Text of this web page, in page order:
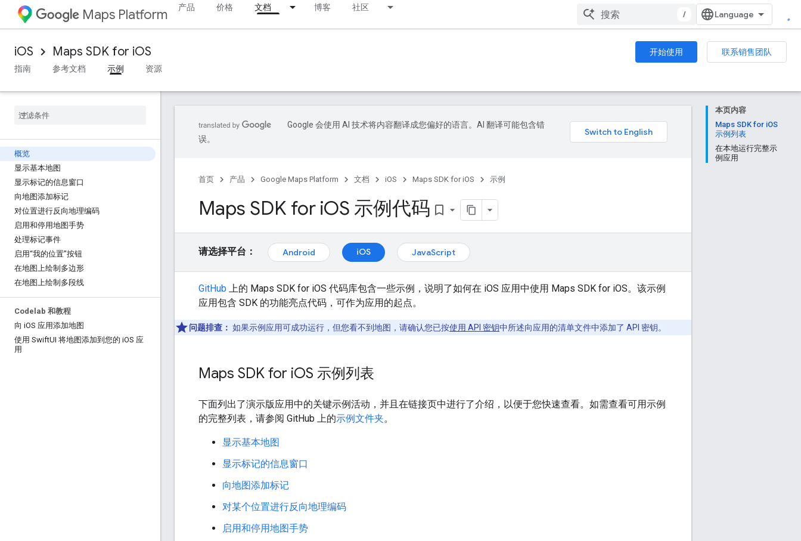
Maps Platform 产品 价格 文档 博客 社区
/
iOS Maps SDK for iOS 开始使用
联系销售团队
指南
参考文档 示例 资源
概览
显示基本地图
显示标记的信息窗口
向地图添加标记
对位置进行反向地理编码
启用和停用地图手势
处理标记事件
启用“我的位置”按钮
在地图上绘制多边形
在地图上绘制多段线
Codelab 和教程
向 iOS 应用添加地图
使用 SwiftUI 将地图添加到您的 iOS 应
用
本页内容
Maps SDK for iOS
示例列表
在本地运行完整示
例应用
Google 会使用 AI 技术将内容翻译成您偏好的语言。AI 翻译可能包含错
误。
首页 产品 Google Maps Platform 文档 iOS Maps SDK for iOS 示例
Maps SDK for iOS 示例代码 bookmark_border
请选择平台： Android iOS JavaScript
GitHub 上的 Maps SDK for iOS 代码库包含一些示例，说明了如何在 iOS 应用中使用 Maps SDK for iOS。该示例
应用包含 SDK 的功能亮点代码，可作为应用的起点。
问题排查： 如果示例应用可成功运行，但您看不到地图，请确认您已按使用 API 密钥中所述向应用的清单文件中添加了 API 密钥。
Maps SDK for iOS 示例列表
下面列出了演示版应用中的关键示例活动，并且在链接页中进行了介绍，以便于您快速查看。如需查看可用示例
的完整列表，请参阅 GitHub 上的示例文件夹。
显示基本地图
显示标记的信息窗口
向地图添加标记
对某个位置进行反向地理编码
启用和停用地图手势